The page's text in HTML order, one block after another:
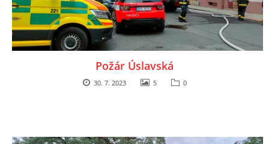
Požár Úslavská
30. 7. 2023 5 0